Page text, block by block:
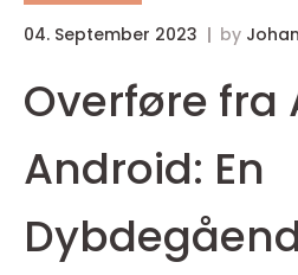
04. September 2023 by
Overføre fra
Android: En